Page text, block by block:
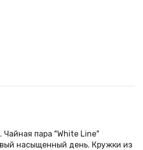
Чайная пара "White Line"
насыщенный день. Кружки из